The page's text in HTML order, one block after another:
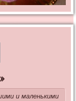
и маленькими